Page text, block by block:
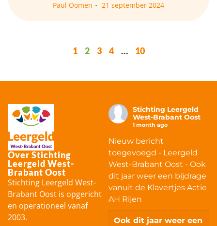
Paul Oomen 21 september 2024
1 2 3 4 … 10
Over Stichting
Leergeld West-
Brabant Oost
Stichting Leergeld West-
Brabant Oost is opgericht
en operationeel vanaf
2003.
Stichting Leergeld
West-Brabant Oost
1 month ago
Nieuw bericht
toegevoegd - Leergeld
West-Brabant Oost - Ook
dit jaar weer een bijdrage
vanuit de Klavertjes Actie
AH Rijen
Ook dit jaar weer een